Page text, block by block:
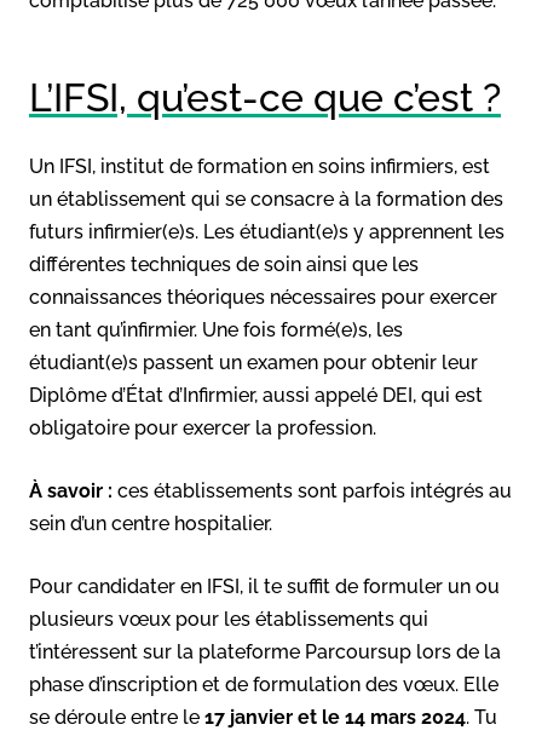
L’IFSI, qu’est-ce que c’est ?
Un IFSI, institut de formation en soins infirmiers, est
un établissement qui se consacre à la formation des
futurs infirmier(e)s. Les étudiant(e)s y apprennent les
différentes techniques de soin ainsi que les
connaissances théoriques nécessaires pour exercer
en tant qu’infirmier. Une fois formé(e)s, les
étudiant(e)s passent un examen pour obtenir leur
Diplôme d’État d’Infirmier, aussi appelé DEI, qui est
obligatoire pour exercer la profession.
À savoir : ces établissements sont parfois intégrés au
sein d’un centre hospitalier.
Pour candidater en IFSI, il te suffit de formuler un ou
plusieurs vœux pour les établissements qui
t’intéressent sur la plateforme Parcoursup lors de la
phase d’inscription et de formulation des vœux. Elle
se déroule entre le 17 janvier et le 14 mars 2024. Tu